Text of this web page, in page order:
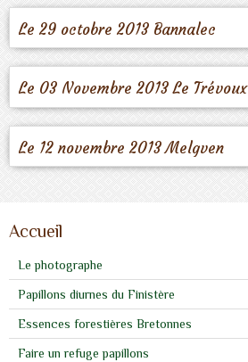
Le 29 octobre 2013 Bannalec
Le 03 Novembre 2013 Le Trévoux
Le 12 novembre 2013 Melgven
Accueil
Le photographe
Papillons diurnes du Finistère
Essences forestières Bretonnes
Faire un refuge papillons